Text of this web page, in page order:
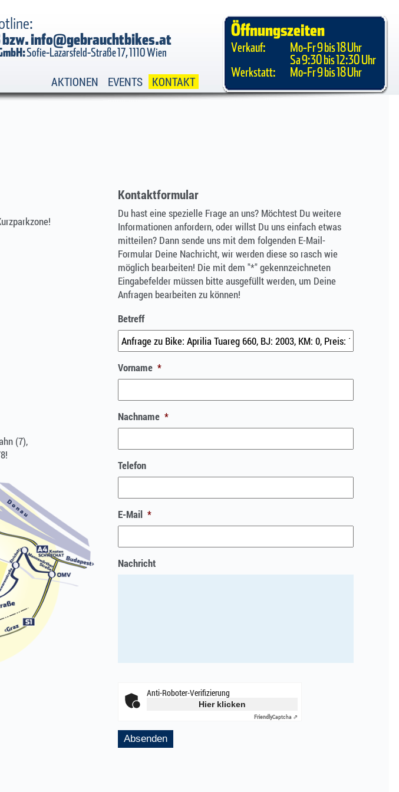
info@gebrauchtbikes.at
Sofie-Lazarsfeld-Straße 17, 1110 Wien
Öffnungszeiten
Verkauf:
Mo-Fr 9 bis 18 Uhr
Sa 9:30 bis 12:30 Uhr
Werkstatt:
Mo-Fr 9 bis 18 Uhr
AKTIONEN EVENTS KONTAKT
(7),
Kontaktformular
Du hast eine spezielle Frage an uns? Möchtest Du weitere
Informationen anfordern, oder willst Du uns einfach etwas
mitteilen? Dann sende uns mit dem folgenden E-Mail-
Formular Deine Nachricht, wir werden diese so rasch wie
möglich bearbeiten! Die mit dem "*" gekennzeichneten
Eingabefelder müssen bitte ausgefüllt werden, um Deine
Anfragen bearbeiten zu können!
Betreff
Vorname *
Nachname *
Telefon
E-Mail *
Nachricht
Anti-Roboter-Verifizierung
Hier klicken
FriendlyCaptcha ⇗
Absenden